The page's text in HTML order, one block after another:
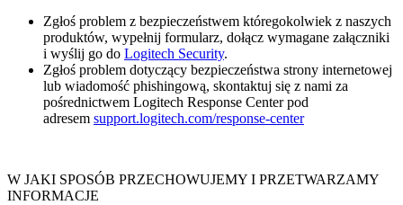
Zgłoś problem z bezpieczeństwem któregokolwiek z naszych
produktów, wypełnij formularz, dołącz wymagane załączniki
i wyślij go do Logitech Security.
Zgłoś problem dotyczący bezpieczeństwa strony internetowej
lub wiadomość phishingową, skontaktuj się z nami za
pośrednictwem Logitech Response Center pod
adresem support.logitech.com/response-center
W JAKI SPOSÓB PRZECHOWUJEMY I PRZETWARZAMY
INFORMACJE